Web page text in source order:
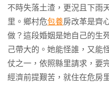
不時失落土渣，更況且下雨
里。鄉村危包養房改革是齊
做？這段婚姻是她自己的生
己帶大的。她能怪誰，又能
仗之一，依照縣里請求，要
經濟前提艱苦，就住在危房